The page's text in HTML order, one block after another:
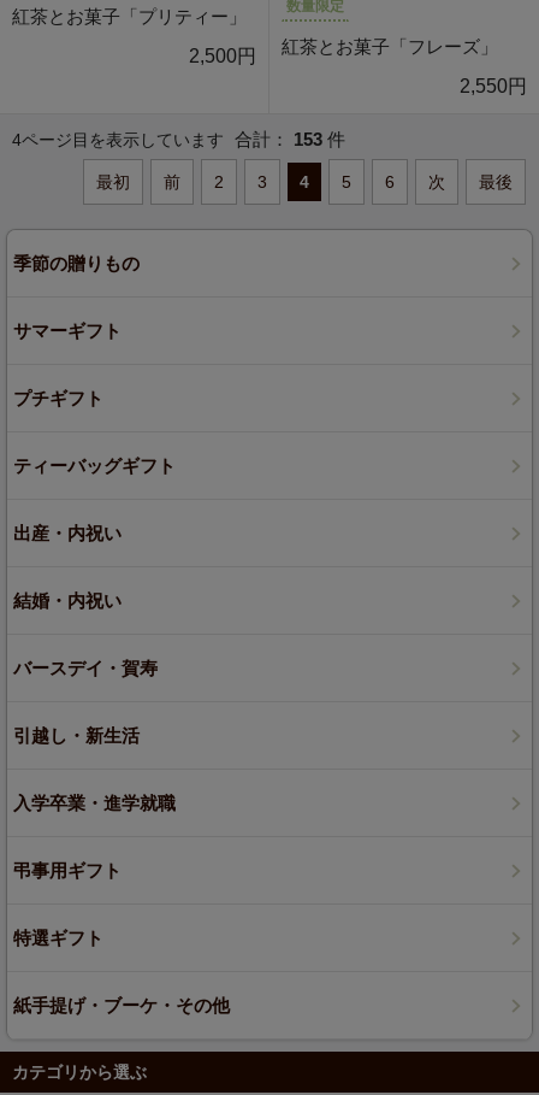
紅茶とお菓子「プリティー」
2,500円
数量限定
紅茶とお菓子「フレーズ」
2,550円
4ページ目を表示しています 合計： 153 件
最初 前 2 3 4 5 6 次 最後
季節の贈りもの
サマーギフト
プチギフト
ティーバッグギフト
出産・内祝い
結婚・内祝い
バースデイ・賀寿
引越し・新生活
入学卒業・進学就職
弔事用ギフト
特選ギフト
紙手提げ・ブーケ・その他
カテゴリから選ぶ